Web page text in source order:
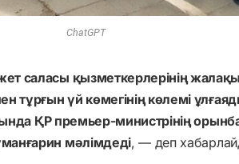
СhatGPT
саласы қызметкерлерінің
тұрғын үй көмегінің көлемі
ҚР премьер-министрінің
мәлімдеді, — деп